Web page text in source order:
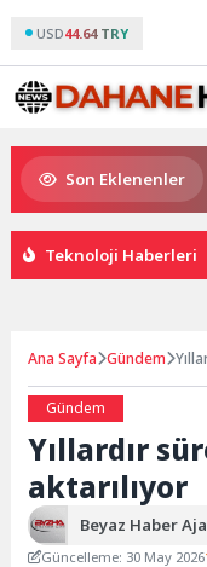
USD44.64 TRY
Son Eklenenler
World Cup Heyecanı
Teknoloji Haberleri
Ana Sayfa Gündem
Gündem
Yıllardır
aktarılıyor
Beyaz Haber
Güncelleme: 30 May 2026